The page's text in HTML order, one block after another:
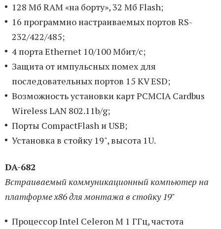
128 Мб RAM «на борту», 32 Мб Flash;
16 программно настраиваемых портов RS-
232/422/485;
4 порта Ethernet 10/100 Мбит/с;
Защита от импульсных помех для
последовательных портов 15 KV ESD;
Возможность установки карт PCMCIA Cardbus
Wireless LAN 802.11b/g;
Порты CompactFlash и USB;
Установка в стойку 19", высота 1U.
DA-682
Встраиваемый коммуникационный компьютер на
платформе x86 для монтажа в стойку 19"
Процессор Intel Celeron M 1 ГГц, частота